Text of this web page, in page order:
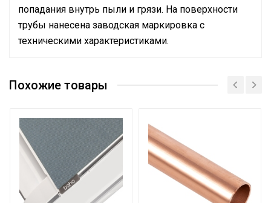
попадания внутрь пыли и грязи. На поверхности
трубы нанесена заводская маркировка с
техническими характеристиками.
соответствие
внутренним и наружным блоками
Вес товара с
упаковкой
(брутто)
4.78
Высота
упаковки
товара
Похожие товары